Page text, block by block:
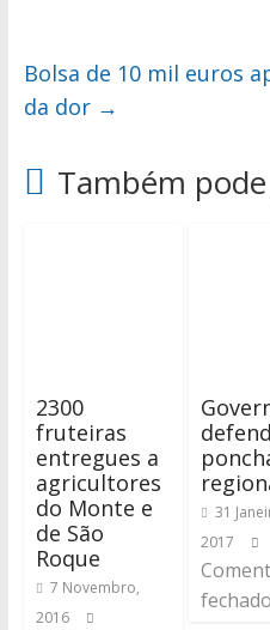
Bolsa de 10 mil euros
da dor →
Também
2300
fruteiras
entregues a
agricultores
do Monte e
de São
Roque
7 Novembro,
2016
31
2017